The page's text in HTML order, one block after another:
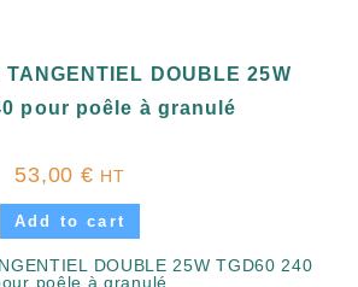
DOUBLE 25W
pour poêle à granulé
53,00 € HT
Add to cart